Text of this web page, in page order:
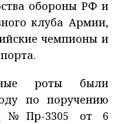
обороны РФ и
клуба Армии,
чемпионы и
роты были
по поручению
(№Пр-3305 от 6